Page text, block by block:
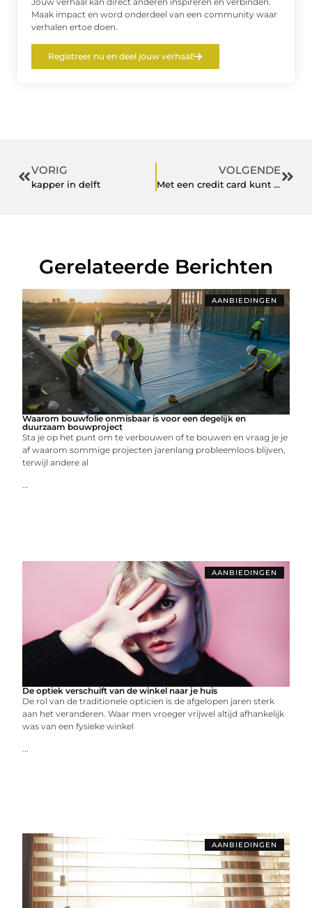
Maak impact en word onderdeel van een community waar
verhalen ertoe doen.
Registreer nu en deel jouw verhaal!
VORIG
kapper in delft
VOLGENDE
Met een credit card kunt u overal betalen
Gerelateerde Berichten
AANBIEDINGEN
Waarom bouwfolie onmisbaar is voor een degelijk en
duurzaam bouwproject
Sta je op het punt om te verbouwen of te bouwen en vraag je je
af waarom sommige projecten jarenlang probleemloos blijven,
terwijl andere al
...
AANBIEDINGEN
De optiek verschuift van de winkel naar je huis
De rol van de traditionele opticien is de afgelopen jaren sterk
aan het veranderen. Waar men vroeger vrijwel altijd afhankelijk
was van een fysieke winkel
...
AANBIEDINGEN